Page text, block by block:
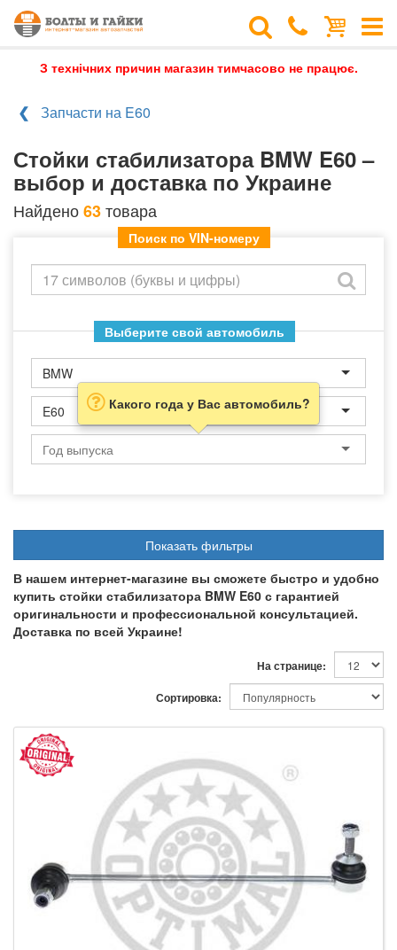
З технічних причин магазин тимчасово не працює.
Запчасти на E60
Стойки стабилизатора BMW E60 –
выбор и доставка по Украине
Найдено63товара
Поиск по VIN-номеру
Выберите свой автомобиль
BMW
E60 Какого года у Вас автомобиль?
Показать фильтры
В нашем интернет-магазине вы сможете быстро и удобно
купить стойки стабилизатора BMW E60 с гарантией
оригинальности и профессиональной консультацией.
Доставка по всей Украине!
На странице:
Сортировка: